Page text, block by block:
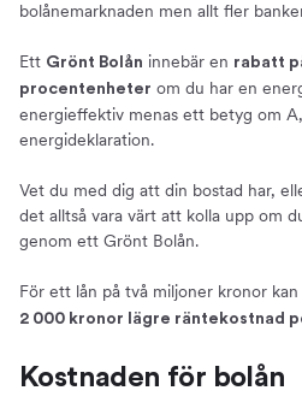
bolånemarknaden men allt fler
Ett Grönt Bolån innebär en rabatt
procentenheter om du har en
energieffektiv menas ett betyg om
energideklaration.
Vet du med dig att din bostad har,
det alltså vara värt att kolla upp om
genom ett Grönt Bolån.
För ett lån på två miljoner kronor
2 000 kronor lägre räntekostnad
Kostnaden för bolån